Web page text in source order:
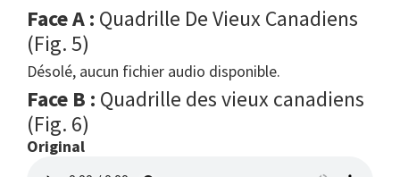
Face A : Quadrille De Vieux Canadiens
(Fig. 5)
Désolé, aucun fichier audio disponible.
Face B : Quadrille des vieux canadiens
(Fig. 6)
Original